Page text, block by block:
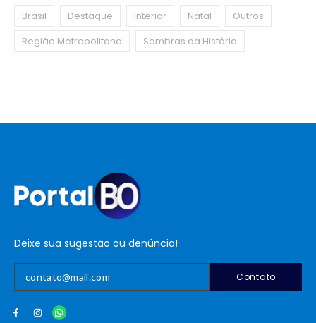
Brasil Destaque Interior Natal
Outros
Região Metropolitana
Sombras da História
Deixe sua sugestão ou denúncia!
Contato